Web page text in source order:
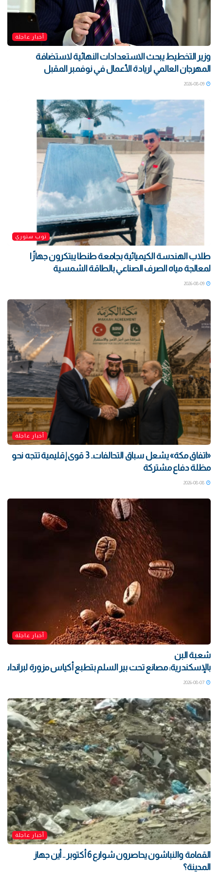
أخبار عاجلة
وزير التخطيط يبحث الاستعدادات النهائية لاستضافة
المهرجان العالمي لريادة الأعمال في نوفمبر المقبل
توب ستوري
طلاب الهندسة الكيميائية بجامعة طنطا يبتكرون جهازًا
لمعالجة مياه الصرف الصناعي بالطاقة الشمسية
أخبار عاجلة
«اتفاق مكة» يشعل سباق التحالفات.. 3 قوى إقليمية تتجه نحو
مظلة دفاع مشتركة
أخبار عاجلة
شعبة البن
بالإسكندرية: مصانع تحت بير السلم بتطبع أكياس مزورة لبراندات
أخبار عاجلة
القمامة والنباشون يحاصرون شوارع 6 أكتوبر .. أين جهاز
المدينة؟